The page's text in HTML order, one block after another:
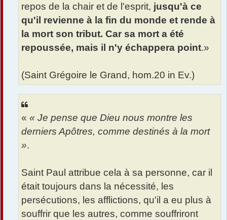
repos de la chair et de l'esprit, jusqu'à ce
qu'il revienne à la fin du monde et rende à
la mort son tribut. Car sa mort a été
repoussée, mais il n'y échappera point.»
(Saint Grégoire le Grand, hom.20 in Ev.)
« « Je pense que Dieu nous montre les
derniers Apôtres, comme destinés à la mort
».
Saint Paul attribue cela à sa personne, car il
était toujours dans la nécessité, les
persécutions, les afflictions, qu'il a eu plus à
souffrir que les autres, comme souffriront